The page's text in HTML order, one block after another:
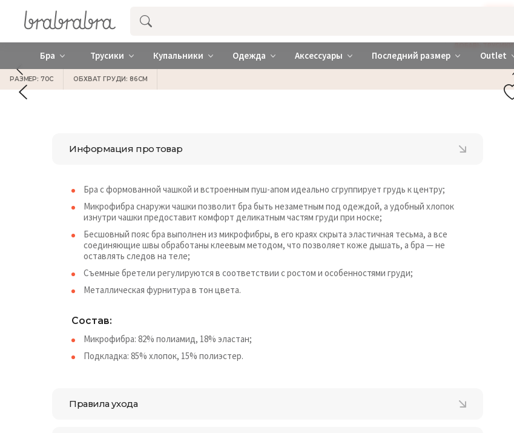
Купить нижнее женское белье ❤️ brabrabra ❤️ Киев и Украина
Бра Трусики Купальники Одежда Аксессуары Последний размер Outlet
ДОБАВЬ ТРУСИКИ
РАЗМЕР: 70C ОБХВАТ ГРУДИ: 86СМ
Информация про товар
Бра с формованной чашкой и встроенным пуш-апом идеально сгруппирует грудь к центру;
Микрофибра снаружи чашки позволит бра быть незаметным под одеждой, а удобный хлопок
изнутри чашки предоставит комфорт деликатным частям груди при носке;
Бесшовный пояс бра выполнен из микрофибры, в его краях скрыта эластичная тесьма, а все
соединяющие швы обработаны клеевым методом, что позволяет коже дышать, а бра — не
оставлять следов на теле;
Съемные бретели регулируются в соответствии с ростом и особенностями груди;
Металлическая фурнитура в тон цвета.
Состав:
Микрофибра: 82% полиамид, 18% эластан;
Подкладка: 85% хлопок, 15% полиэстер.
Правила ухода